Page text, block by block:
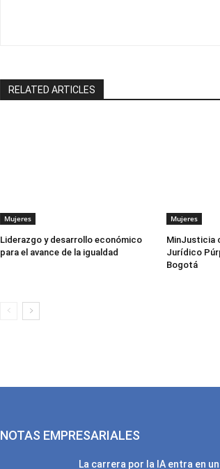
RELATED ARTICLES
Mujeres
Liderazgo y desarrollo económico
para el avance de la igualdad
Mujeres
MinJusticia
Jurídico
Bogotá
NOTAS EMPRESARIALES
La carrera por la IA entra en